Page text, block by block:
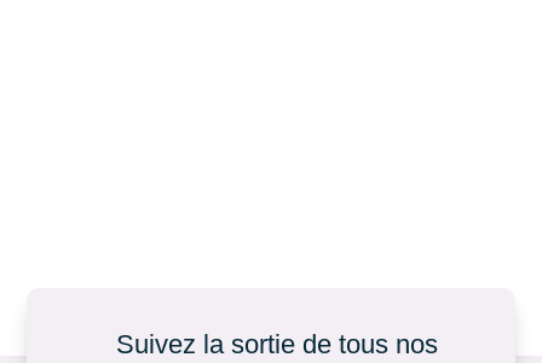
Suivez la sortie de tous nos